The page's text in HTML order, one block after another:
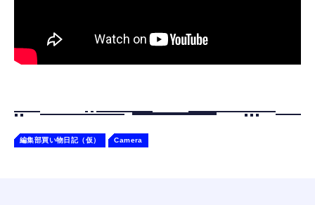
編集部買い物日記（仮） Camera